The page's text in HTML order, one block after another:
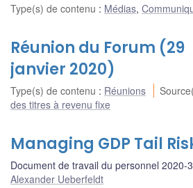
Type(s) de contenu : Médias,
Réunion du Forum (29
janvier 2020)
Type(s) de contenu : Réunions
des titres à revenu fixe
Managing GDP Tail
Document de travail du personnel 2020-3
Alexander Ueberfeldt